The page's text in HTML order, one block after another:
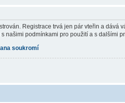
Registrace trvá jen pár vteřin a dává
našimi podmínkami pro použití a s dalšími
soukromí